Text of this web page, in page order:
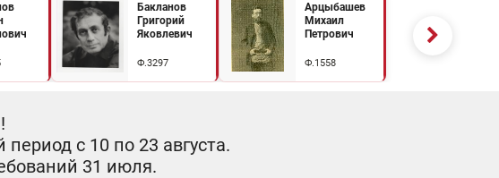
Бакланов
Григорий
Яковлевич
Ф.3297
Арцыбашев
Михаил
Петрович
Ф.1558
с 10 по 23 августа.
31 июля.